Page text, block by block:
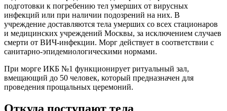
подготовки к погребению тел умерших от вирусных
инфекций или при наличии подозрений на них. В
учреждение доставляются тела умерших со всех стационаров
и медицинских учреждений Москвы, за исключением случаев
смерти от ВИЧ-инфекции. Морг действует в соответствии с
санитарно-эпидемиологическими нормами.
При морге ИКБ №1 функционирует ритуальный зал,
вмещающий до 50 человек, который предназначен для
проведения прощальных церемоний.
Откуда поступают тела